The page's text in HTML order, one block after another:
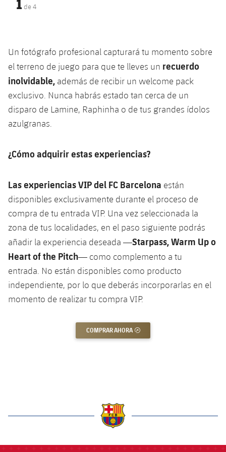
Servicios Médicos
Acreditaciones
Palmarés
Clasificaciones
Jugadors
Fotos
Resultados
Jugadores
Clasificaciones
Juvenil
Cadete
Infantil
Alevín
PLUSICON
Primer equipo
plusicon
más
Actualidad
Entradas
Resultados
Jugadores
Fotos
Historia
Barça Atlètic
plusicon
más
Calendario
Resultados
Jugadores
Actualidad
Barça C
Junior
Infantil
Alevín
Campus Verano
PLUSICON
MÁS
Información general
plusicon
más
Noticias
Atletismo
plusicon
más
Actualidad
Masculino
Baloncesto en silla de ruedas
plusicon
más
Actualidad
Hockey sobre hielo
plusicon
más
Hockey Hierba Femenino
plusicon
más
de4
Un fotógrafo profesional capturará tu momento sobre
el terreno de juego para que te lleves un recuerdo
inolvidable, además de recibir un welcome pack
exclusivo. Nunca habrás estado tan cerca de un
disparo de Lamine, Raphinha o de tus grandes ídolos
azulgranas.
¿Cómo adquirir estas experiencias?
Las experiencias VIP del FC Barcelona están
disponibles exclusivamente durante el proceso de
compra de tu entrada VIP. Una vez seleccionada la
zona de tus localidades, en el paso siguiente podrás
añadir la experiencia deseada —Starpass, Warm Up o
Heart of the Pitch— como complemento a tu
entrada. No están disponibles como producto
independiente, por lo que deberás incorporarlas en el
momento de realizar tu compra VIP.
COMPRAR AHORA ENLACE EXTERNO